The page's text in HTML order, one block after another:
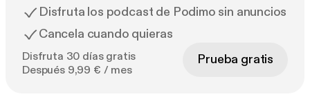
Disfruta los podcast de Podimo sin anuncios
Cancela cuando quieras
Disfruta 30 días gratis
Después 9,99 € / mes
Prueba gratis